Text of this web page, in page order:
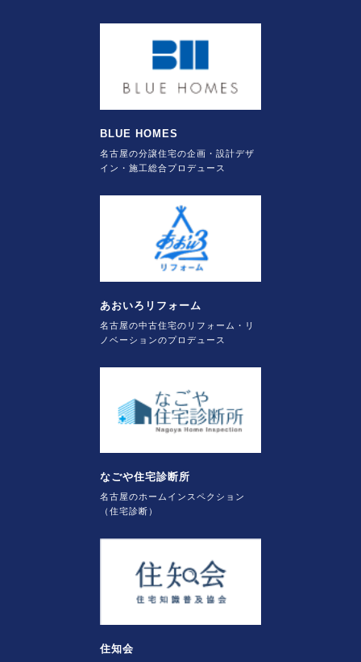
BLUE HOMES
名古屋の分譲住宅の企画・設計デザ
イン・施工総合プロデュース
あおいろリフォーム
名古屋の中古住宅のリフォーム・リ
ノベーションのプロデュース
なごや住宅診断所
名古屋のホームインスペクション
（住宅診断）
住知会